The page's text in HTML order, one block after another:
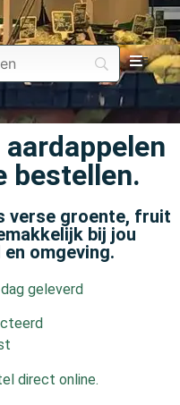
bestellen.
verse groente, fruit
bij jou
omgeving.
geleverd
direct online.